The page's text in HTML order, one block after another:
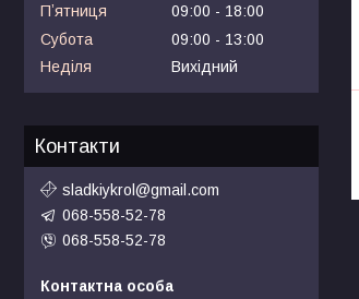
Пʼятниця
09:00
18:00
Субота
09:00
13:00
Неділя
Вихідний
Контакти
sladkiykrol@gmail.com
068-558-52-78
068-558-52-78